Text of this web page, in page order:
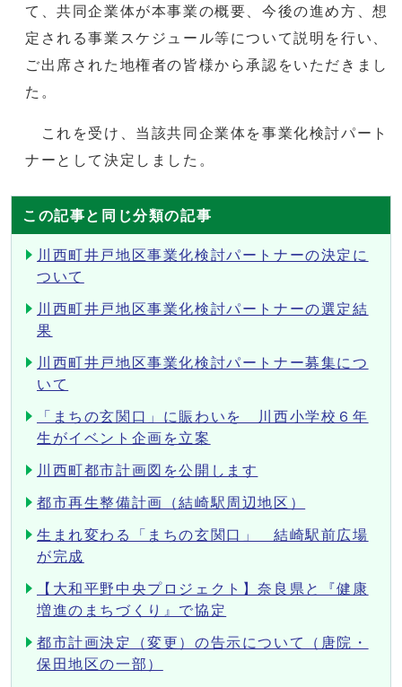
て、共同企業体が本事業の概要、今後の進め方、想
定される事業スケジュール等について説明を行い、
ご出席された地権者の皆様から承認をいただきまし
た。
これを受け、当該共同企業体を事業化検討パート
ナーとして決定しました。
この記事と同じ分類の記事
川西町井戸地区事業化検討パートナーの決定に
ついて
川西町井戸地区事業化検討パートナーの選定結
果
川西町井戸地区事業化検討パートナー募集につ
いて
「まちの玄関口」に賑わいを 川西小学校６年
生がイベント企画を立案
川西町都市計画図を公開します
都市再生整備計画（結崎駅周辺地区）
生まれ変わる「まちの玄関口」 結崎駅前広場
が完成
【大和平野中央プロジェクト】奈良県と『健康
増進のまちづくり』で協定
都市計画決定（変更）の告示について（唐院・
保田地区の一部）